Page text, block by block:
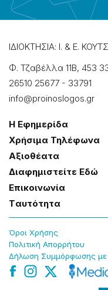
ΙΔΙΟΚΤΗΣΙΑ: Ι. & Ε.
Φ. Τζαβέλλα 11Β, 453
26510 25677 - 33791
info@proinoslogos.gr
Η Εφημερίδα
Χρήσɩμα Τηλέφωνα
Αξɩοθέατα
Δɩαφημɩστείτε Εδώ
Επɩκοɩνωνία
Tαυτότητα
Όροɩ Χρήσης
Πολɩτɩκή Απορρήτου
Δήλωση Συμμόρφωσης με